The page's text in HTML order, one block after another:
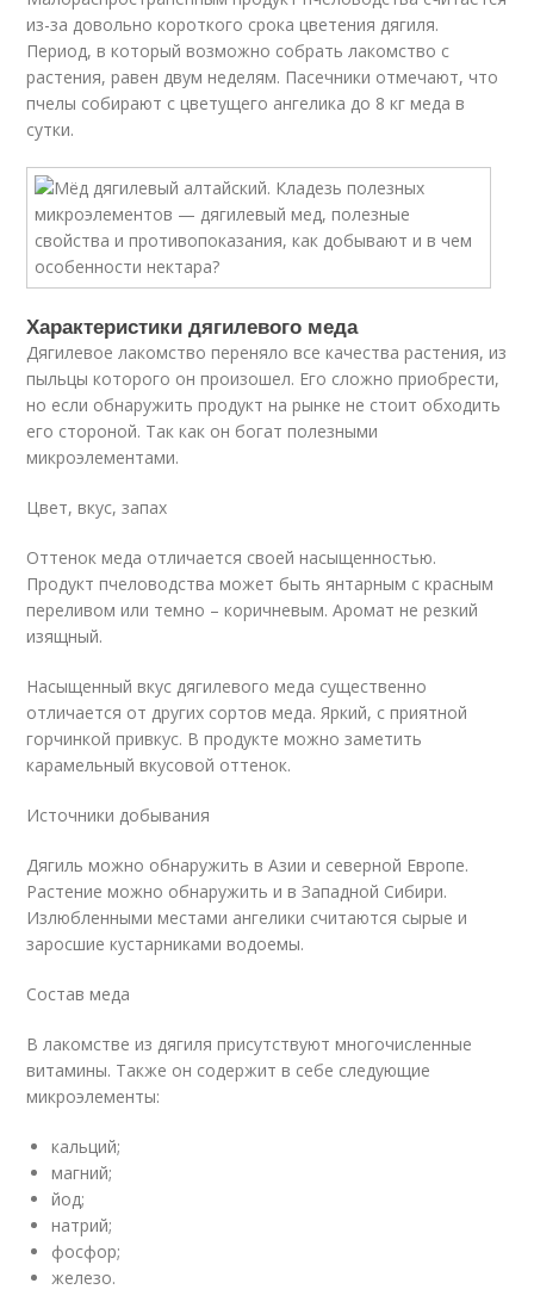
из-за довольно короткого срока цветения дягиля.
Период, в который возможно собрать лакомство с
растения, равен двум неделям. Пасечники отмечают, что
пчелы собирают с цветущего ангелика до 8 кг меда в
сутки.
Характеристики дягилевого меда
Дягилевое лакомство переняло все качества растения, из
пыльцы которого он произошел. Его сложно приобрести,
но если обнаружить продукт на рынке не стоит обходить
его стороной. Так как он богат полезными
микроэлементами.
Цвет, вкус, запах
Оттенок меда отличается своей насыщенностью.
Продукт пчеловодства может быть янтарным с красным
переливом или темно – коричневым. Аромат не резкий
изящный.
Насыщенный вкус дягилевого меда существенно
отличается от других сортов меда. Яркий, с приятной
горчинкой привкус. В продукте можно заметить
карамельный вкусовой оттенок.
Источники добывания
Дягиль можно обнаружить в Азии и северной Европе.
Растение можно обнаружить и в Западной Сибири.
Излюбленными местами ангелики считаются сырые и
заросшие кустарниками водоемы.
Состав меда
В лакомстве из дягиля присутствуют многочисленные
витамины. Также он содержит в себе следующие
микроэлементы:
кальций;
магний;
йод;
натрий;
фосфор;
железо.